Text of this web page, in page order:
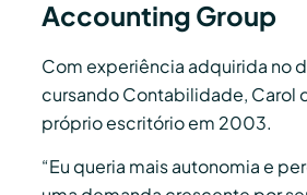
Accounting Group
Com experiência adquirida no
cursando Contabilidade, Carol
próprio escritório em 2003.
“Eu queria mais autonomia e